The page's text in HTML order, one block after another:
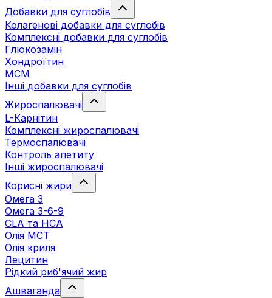
Добавки для суглобів
Колагенові добавки для суглобів
Комплексні добавки для суглобів
Глюкозамін
Хондроїтин
МСМ
Інші добавки для суглобів
Жироспалювачі
L-Карнітин
Комплексні жироспалювачі
Термоспалювачі
Контроль апетиту
Інші жироспалювачі
Корисні жири
Омега 3
Омега 3-6-9
CLA та HCA
Олія МСТ
Олія криля
Лецитин
Рідкий риб'ячий жир
Ашваганда